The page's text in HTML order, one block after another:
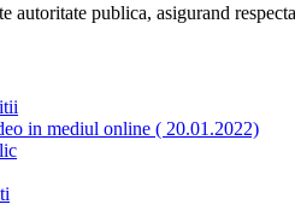
autoritate publica, asigurand
in mediul online ( 20.01.2022)